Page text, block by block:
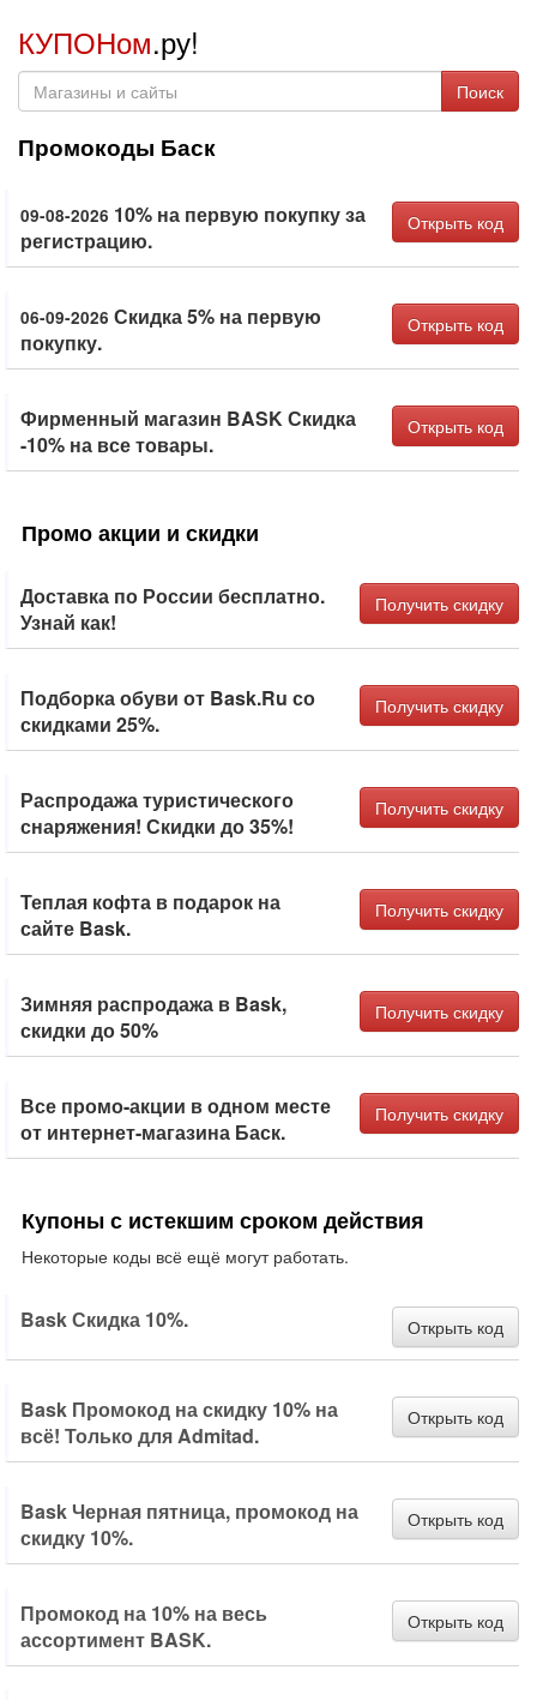
КУПОНом.ру!
Поиск
Промокоды Баск
09-08-2026 10% на первую покупку за
регистрацию.
Открыть код
06-09-2026 Скидка 5% на первую
покупку.
Открыть код
Фирменный магазин BASK Скидка
-10% на все товары.
Открыть код
Промо акции и скидки
Доставка по России бесплатно.
Узнай как!
Получить скидку
Подборка обуви от Bask.Ru со
скидками 25%.
Получить скидку
Распродажа туристического
снаряжения! Скидки до 35%!
Получить скидку
Теплая кофта в подарок на
сайте Bask.
Получить скидку
Зимняя распродажа в Bask,
скидки до 50%
Получить скидку
Все промо-акции в одном месте
от интернет-магазина Баск.
Получить скидку
Купоны с истекшим сроком действия
Некоторые коды всё ещё могут работать.
Bask Скидка 10%. Открыть код
Bask Промокод на скидку 10% на
всё! Только для Admitad.
Открыть код
Bask Черная пятница, промокод на
скидку 10%.
Открыть код
Промокод на 10% на весь
ассортимент BASK.
Открыть код